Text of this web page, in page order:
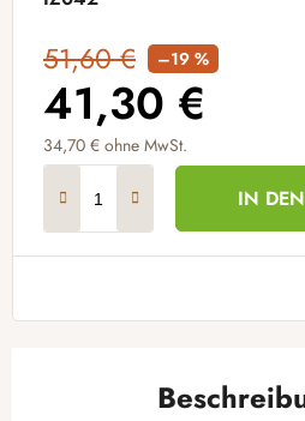
51,60 € –19 %
41,30 €
34,70 € ohne MwSt.
IN